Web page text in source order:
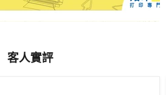
客人實評